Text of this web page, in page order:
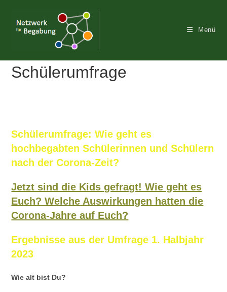
Inhalt
springen
Menü
Schülerumfrage
Schülerumfrage: Wie geht es
hochbegabten Schülerinnen und Schülern
nach der Corona-Zeit?
Jetzt sind die Kids gefragt! Wie geht es
Euch? Welche Auswirkungen hatten die
Corona-Jahre auf Euch?
Ergebnisse aus der Umfrage 1. Halbjahr
2023
Wie alt bist Du?